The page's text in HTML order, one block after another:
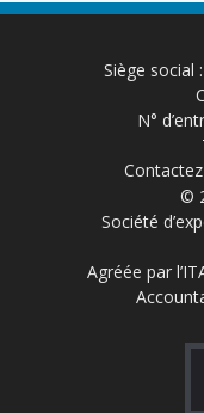
Siège social
N°
©
Société
Agréée par